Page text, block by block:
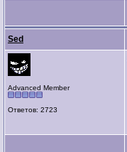
Sed
Advanced Member
Ответов: 2723